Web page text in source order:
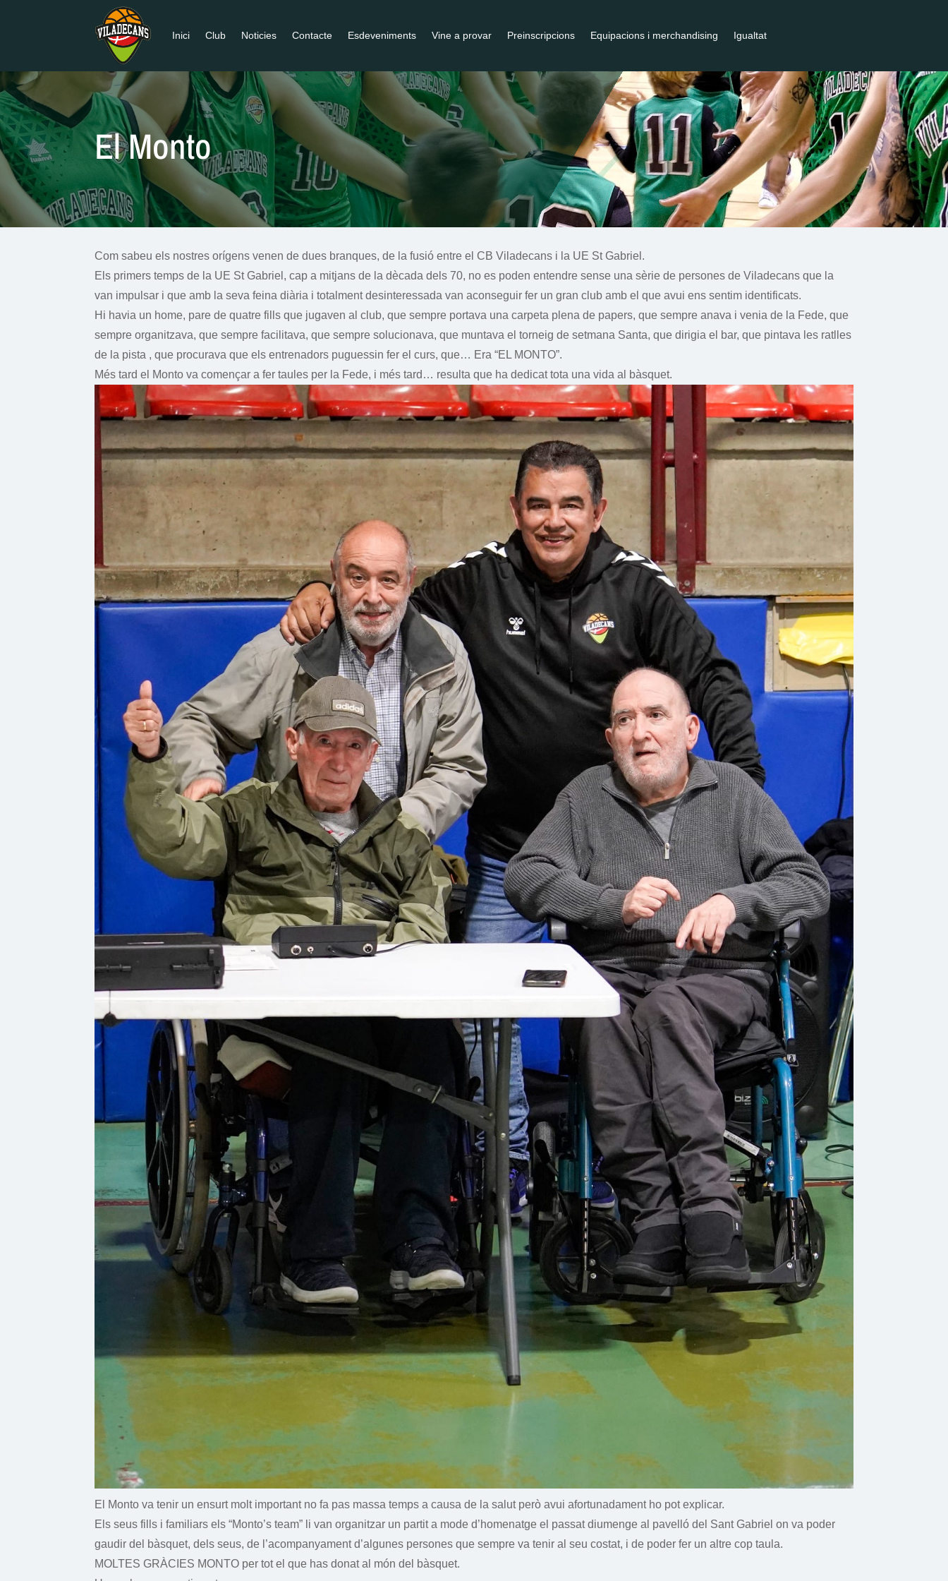
Inici Club Noticies Contacte Esdeveniments Vine a provar Preinscripcions Equipacions i merchandising Igualtat
El Monto
Com sabeu els nostres orígens venen de dues branques, de la fusió entre el CB Viladecans i la UE St Gabriel.
Els primers temps de la UE St Gabriel, cap a mitjans de la dècada dels 70, no es poden entendre sense una sèrie de persones de Viladecans que la
van impulsar i que amb la seva feina diària i totalment desinteressada van aconseguir fer un gran club amb el que avui ens sentim identificats.
Hi havia un home, pare de quatre fills que jugaven al club, que sempre portava una carpeta plena de papers, que sempre anava i venia de la Fede, que
sempre organitzava, que sempre facilitava, que sempre solucionava, que muntava el torneig de setmana Santa, que dirigia el bar, que pintava les ratlles
de la pista , que procurava que els entrenadors puguessin fer el curs, que… Era “EL MONTO”.
Més tard el Monto va començar a fer taules per la Fede, i més tard… resulta que ha dedicat tota una vida al bàsquet.
El Monto va tenir un ensurt molt important no fa pas massa temps a causa de la salut però avui afortunadament ho pot explicar.
Els seus fills i familiars els “Monto’s team” li van organitzar un partit a mode d’homenatge el passat diumenge al pavelló del Sant Gabriel on va poder
gaudir del bàsquet, dels seus, de l’acompanyament d’algunes persones que sempre va tenir al seu costat, i de poder fer un altre cop taula.
MOLTES GRÀCIES MONTO per tot el que has donat al món del bàsquet.